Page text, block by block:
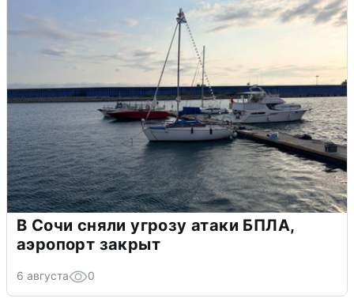
В Сочи сняли угрозу атаки БПЛА,
аэропорт закрыт
6 августа 0